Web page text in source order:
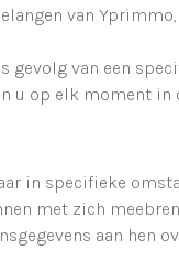
van
gevolg van een
op elk moment in
in specifieke
met zich
aan hen